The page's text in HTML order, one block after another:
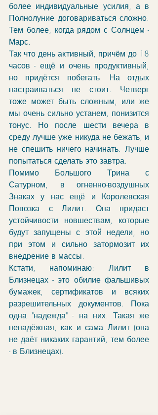
более индивидуальные усилия, а в
Полнолуние договариваться сложно.
Тем более, когда рядом с Солнцем -
Марс.
Так что день активный, причём до 18
часов - ещё и очень продуктивный,
но придётся побегать. На отдых
настраиваться не стоит. Четверг
тоже может быть сложным, или же
мы очень сильно устанем, понизится
тонус. Но после шести вечера в
среду лучше уже никуда не бежать, и
не спешить ничего начинать. Лучше
попытаться сделать это завтра.
Помимо Большого Трина с
Сатурном, в огненно-воздушных
Знаках у нас ещё и Королевская
Повозка с Лилит. Она придаст
устойчивости новшествам, которые
будут запущены с этой недели, но
при этом и сильно затормозит их
внедрение в массы.
Кстати, напоминаю: Лилит в
Близнецах - это обилие фальшивых
бумажек, сертификатов и всяких
разрешительных документов. Пока
одна "надежда" - на них. Такая же
ненадёжная, как и сама Лилит (она
не даёт никаких гарантий, тем более
- в Близнецах).